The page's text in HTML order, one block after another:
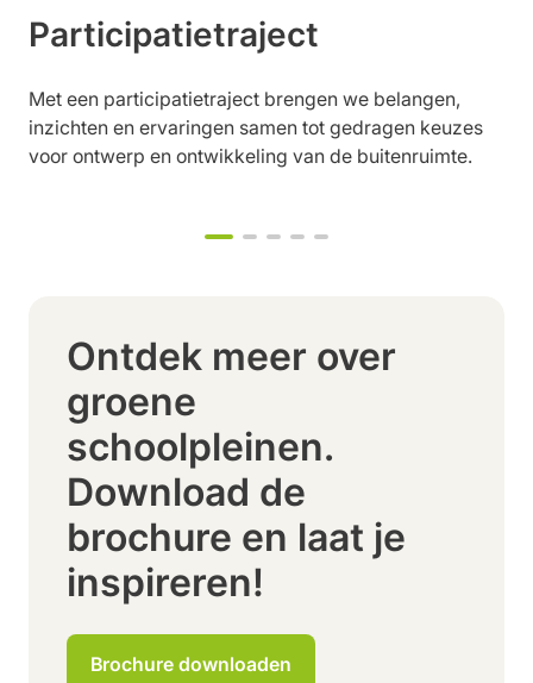
Participatietraject
Met een participatietraject brengen we belangen,
inzichten en ervaringen samen tot gedragen keuzes
voor ontwerp en ontwikkeling van de buitenruimte.
Ontdek meer over
groene
schoolpleinen.
Download de
brochure en laat je
inspireren!
Brochure downloaden